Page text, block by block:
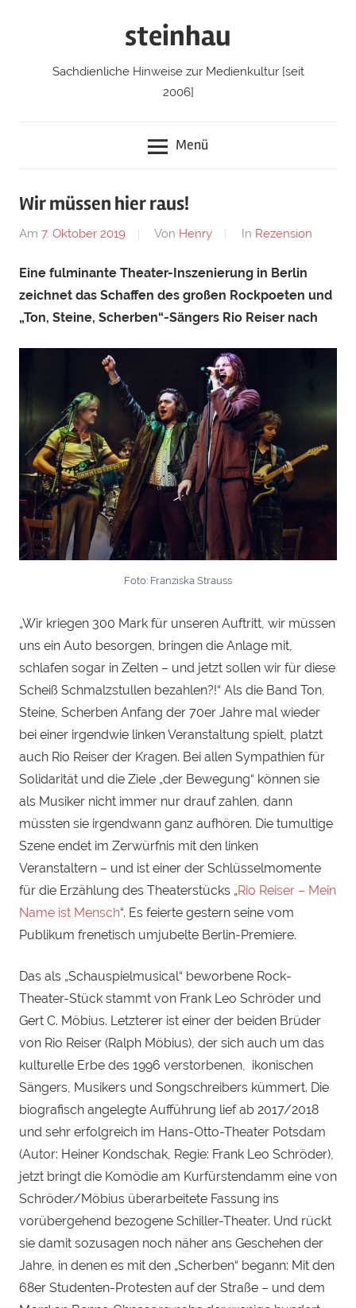
steinhau
Sachdienliche Hinweise zur Medienkultur [seit
2006]
Menü
Wir müssen hier raus!
Am 7. Oktober 2019 Von Henry In Rezension
Eine fulminante Theater-Inszenierung in Berlin
zeichnet das Schaffen des großen Rockpoeten und
„Ton, Steine, Scherben“-Sängers Rio Reiser nach
Foto: Franziska Strauss
„Wir kriegen 300 Mark für unseren Auftritt, wir müssen
uns ein Auto besorgen, bringen die Anlage mit,
schlafen sogar in Zelten – und jetzt sollen wir für diese
Scheiß Schmalzstullen bezahlen?!“ Als die Band Ton,
Steine, Scherben Anfang der 70er Jahre mal wieder
bei einer irgendwie linken Veranstaltung spielt, platzt
auch Rio Reiser der Kragen. Bei allen Sympathien für
Solidarität und die Ziele „der Bewegung“ können sie
als Musiker nicht immer nur drauf zahlen, dann
müssten sie irgendwann ganz aufhören. Die tumultige
Szene endet im Zerwürfnis mit den linken
Veranstaltern – und ist einer der Schlüsselmomente
für die Erzählung des Theaterstücks „Rio Reiser – Mein
Name ist Mensch“. Es feierte gestern seine vom
Publikum frenetisch umjubelte Berlin-Premiere.
Das als „Schauspielmusical“ beworbene Rock-
Theater-Stück stammt von Frank Leo Schröder und
Gert C. Möbius. Letzterer ist einer der beiden Brüder
von Rio Reiser (Ralph Möbius), der sich auch um das
kulturelle Erbe des 1996 verstorbenen, ikonischen
Sängers, Musikers und Songschreibers kümmert. Die
biografisch angelegte Aufführung lief ab 2017/2018
und sehr erfolgreich im Hans-Otto-Theater Potsdam
(Autor: Heiner Kondschak, Regie: Frank Leo Schröder),
jetzt bringt die Komödie am Kurfürstendamm eine von
Schröder/Möbius überarbeitete Fassung ins
vorübergehend bezogene Schiller-Theater. Und rückt
sie damit sozusagen noch näher ans Geschehen der
Jahre, in denen es mit den „Scherben“ begann: Mit den
68er Studenten-Protesten auf der Straße – und dem